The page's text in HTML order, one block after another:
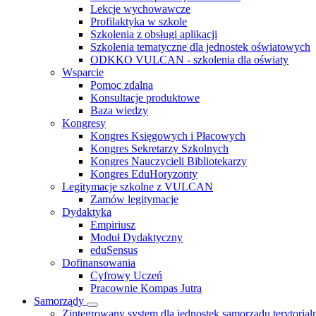
Lekcje wychowawcze
Profilaktyka w szkole
Szkolenia z obsługi aplikacji
Szkolenia tematyczne dla jednostek oświatowych
ODKKO VULCAN - szkolenia dla oświaty
Wsparcie
Pomoc zdalna
Konsultacje produktowe
Baza wiedzy
Kongresy
Kongres Księgowych i Płacowych
Kongres Sekretarzy Szkolnych
Kongres Nauczycieli Bibliotekarzy
Kongres EduHoryzonty
Legitymacje szkolne z VULCAN
Zamów legitymacje
Dydaktyka
Empiriusz
Moduł Dydaktyczny
eduSensus
Dofinansowania
Cyfrowy Uczeń
Pracownie Kompas Jutra
Samorządy
Zintegrowany system dla jednostek samorządu